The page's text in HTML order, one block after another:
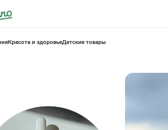
Красота и здоровье⁠Детские товары